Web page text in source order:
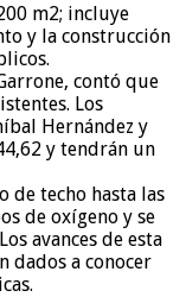
m2; incluye
y la construcción
contó que
Los
Hernández y
y tendrán un
de techo hasta las
de oxígeno y se
avances de esta
dados a conocer